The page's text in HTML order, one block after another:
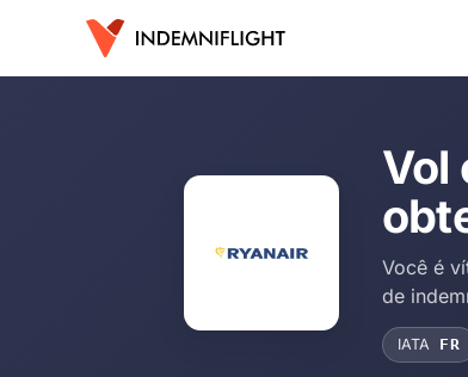
Vol
Você é
de
IATA FR